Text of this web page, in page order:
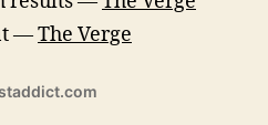
—The Verge